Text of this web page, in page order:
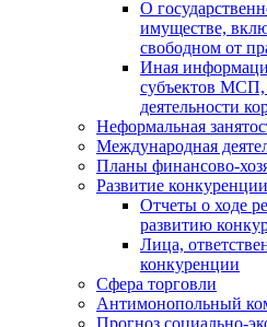
О
имуществе,
свободном от
Иная
субъектов МСП,
деятельности
Неформальная
Международная
Планы финансово-
Развитие конкуренции
Отчеты о ходе
развитию
Лица,
конкуренции
Сфера торговли
Антимонопольный
Прогноз социально-